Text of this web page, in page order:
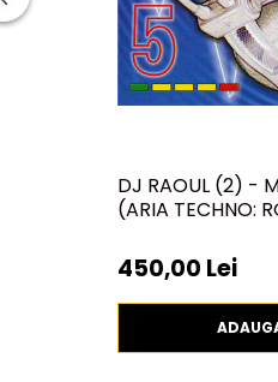
15 SistemVs.DJ
DJ RAOUL (2) -
(ARIA TECHNO:
450,00 Lei